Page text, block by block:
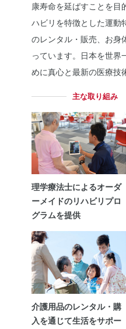
康寿命を延ばすことを目
ハビリを特徴とした運動
のレンタル・販売、お身
っています。日本を世界
めに真心と最新の医療技
主な取り組み
理学療法士によるオーダ
ーメイドのリハビリプロ
グラムを提供
介護用品のレンタル・購
入を通じて生活をサポー